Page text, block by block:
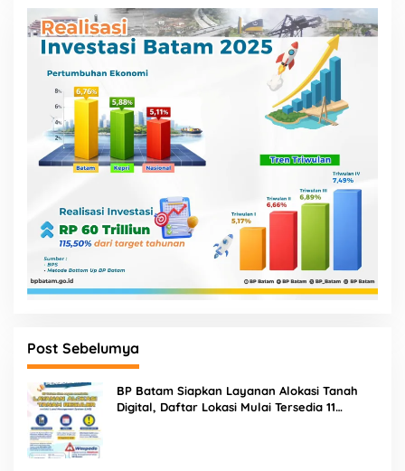
Post Sebelumya
BP Batam Siapkan Layanan Alokasi Tanah
Digital, Daftar Lokasi Mulai Tersedia 11